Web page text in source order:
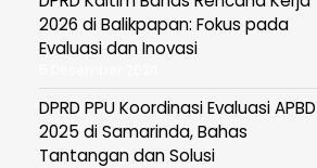
2026 di Balikpapan: Fokus pada
Evaluasi dan Inovasi
DPRD PPU Koordinasi Evaluasi APBD
2025 di Samarinda, Bahas
Tantangan dan Solusi